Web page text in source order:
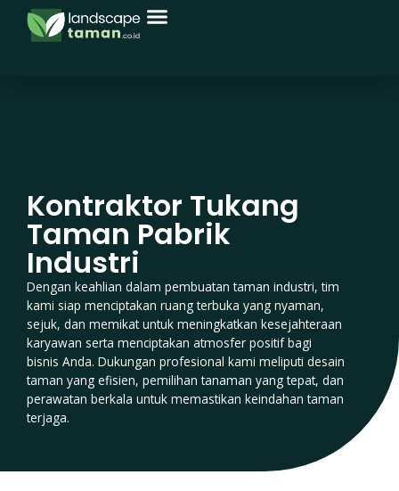
content
Menu
Kontraktor Tukang
Taman Pabrik
Industri
Dengan keahlian dalam pembuatan taman industri, tim
kami siap menciptakan ruang terbuka yang nyaman,
sejuk, dan memikat untuk meningkatkan kesejahteraan
karyawan serta menciptakan atmosfer positif bagi
bisnis Anda. Dukungan profesional kami meliputi desain
taman yang efisien, pemilihan tanaman yang tepat, dan
perawatan berkala untuk memastikan keindahan taman
terjaga.